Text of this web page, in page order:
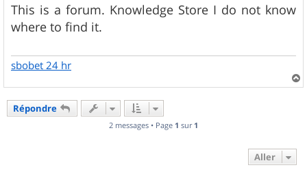
s
s
a
This is a forum. Knowledge Store I do not know
where to find it.
sbobet 24 hr
a
Répondre
2 messages • Page 1 sur 1
Aller